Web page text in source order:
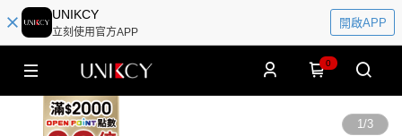
UNIKCY
立刻使用官方APP
開啟APP
0
1/3